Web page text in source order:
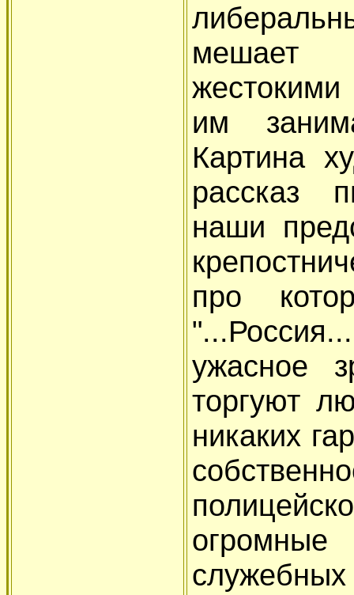
мешает
им
Картина
рассказ
наши
про
ужасное
торгуют
никаких